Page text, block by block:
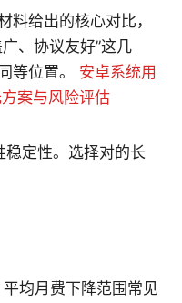
料给出的核心对比，
、协议友好”这几
等位置。 安卓系统用
案与风险评估
稳定性。选择对的长
均月费下降范围常见